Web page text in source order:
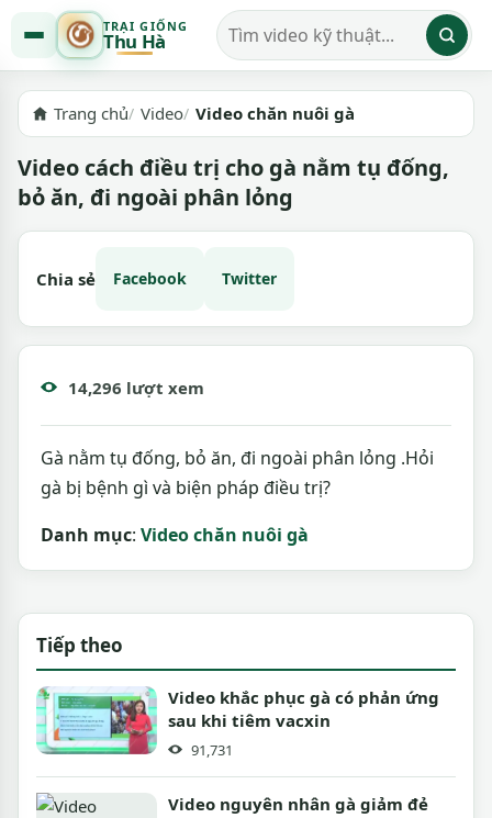
TRẠI GIỐNG
Thu Hà Tìm kiếm video
Trang chủ Video Video chăn nuôi gà
Video cách điều trị cho gà nằm tụ đống,
bỏ ăn, đi ngoài phân lỏng
Chia sẻ Facebook Twitter
14,296 lượt xem
Gà nằm tụ đống, bỏ ăn, đi ngoài phân lỏng .Hỏi
gà bị bệnh gì và biện pháp điều trị?
Danh mục: Video chăn nuôi gà
Tiếp theo
Video khắc phục gà có phản ứng
sau khi tiêm vacxin
91,731
Video nguyên nhân gà giảm đẻ